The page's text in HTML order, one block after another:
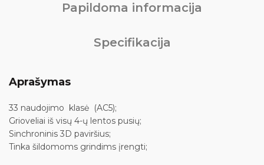
Papildoma informacija
Specifikacija
Aprašymas
33 naudojimo klasė (AC5);
Grioveliai iš visų 4-ų lentos pusių;
Sinchroninis 3D paviršius;
Tinka šildomoms grindims įrengti;